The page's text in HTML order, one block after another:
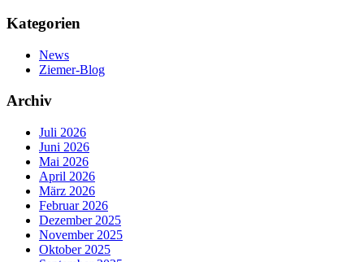
Kategorien
News
Ziemer-Blog
Archiv
Juli 2026
Juni 2026
Mai 2026
April 2026
März 2026
Februar 2026
Dezember 2025
November 2025
Oktober 2025